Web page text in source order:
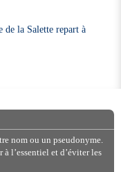
de la Salette repart à
nom ou un pseudonyme.
l’essentiel et d’éviter les